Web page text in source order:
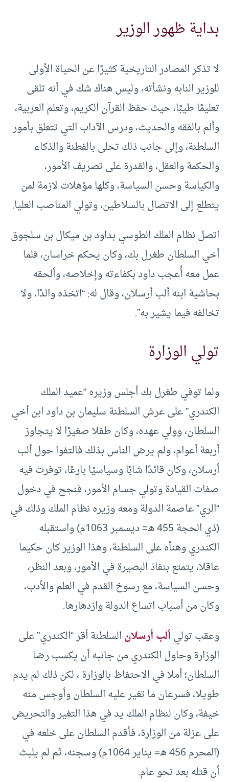
بداية ظهور الوزير
لا تذكر المصادر التاريخية كثيرًا عن الحياة الأولى
للوزير النابه ونشأته، وليس هناك شك في أنه تلقى
تعليمًا طيبًا، حيث حفظ القرآن الكريم، وتعلم العربية،
وألم بالفقه والحديث، ودرس الآداب التي تتعلق بأمور
السلطنة، وإلى جانب ذلك تحلى بالفطنة والذكاء
والحكمة والعقل، والقدرة على تصريف الأمور،
والكياسة وحسن السياسة، وكلها مؤهلات لازمة لمن
يتطلع إلى الاتصال بالسلاطين، وتولي المناصب العليا.
اتصل نظام الملك الطوسي بداود بن ميكال بن سلجوق
أخي السلطان طغرل بك، وكان يحكم خراسان، فلما
عمل معه أُعجب داود بكفاءته وإخلاصه، وألحقه
بحاشية ابنه ألب أرسلان، وقال له: “اتخذه والدًا، ولا
تخالفه فيما يشير به”.
تولي الوزارة
ولما توفي طغرل بك أجلس وزيره “عميد الملك
الكندري” على عرش السلطنة سليمان بن داود ابن أخي
السلطان، وولي عهده، وكان طفلا صغيرًا لا يتجاوز
أربعة أعوام، ولم يرض الناس بذلك فالتفوا حول ألب
أرسلان، وكان قائدًا شابًا وسياسيًا بارعًا، توفرت فيه
صفات القيادة وتولي جسام الأمور، فنجح في دخول
“الري” عاصمة الدولة ومعه وزيره نظام الملك وذلك في
(ذي الحجة 455 هـ= ديسمبر 1063م) واستقبله
الكندري وهنأه على السلطنة، وهذا الوزير كان حكيما
عاقلا، يتمتع بنفاذ البصيرة في الأمور، وبعد النظر،
وحسن السياسة، مع رسوخ القدم في العلم والأدب،
وكان من أسباب اتساع الدولة وازدهارها.
وعقب توليألب أرسلانالسلطنة أقر “الكندري” على
الوزارة وحاول الكندري من جانبه أن يكسب رضا
السلطان؛ أملا في الاحتفاظ بالوزارة ، لكن ذلك لم يدم
طويلا، فسرعان ما تغير عليه السلطان وأوجس منه
خيفة، وكان لنظام الملك يد في هذا التغير والتحريض
على عزلة من الوزارة، فأقدم السلطان على خلعه في
(المحرم 456 هـ= يناير 1064م) وسجنه، ثم لم يلبث
أن قتله بعد نحو عام.